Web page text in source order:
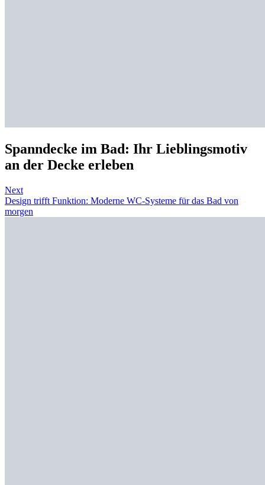
Spanndecke im Bad: Ihr Lieblingsmotiv
an der Decke erleben
Next
Design trifft Funktion: Moderne WC-Systeme für das Bad von
morgen